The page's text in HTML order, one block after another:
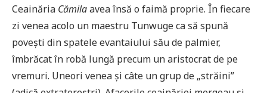
Ceainăria Cămilaavea însă o faimă proprie. În fiecare
zi venea acolo un maestru Tunwuge ca să spună
povești din spatele evantaiului său de palmier,
îmbrăcat în robă lungă precum un aristocrat de pe
vremuri. Uneori venea și câte un grup de „străini”